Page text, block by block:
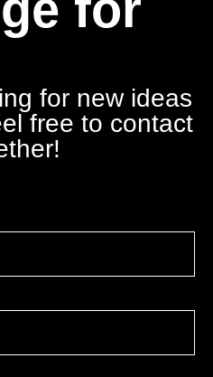
for new ideas
free to contact